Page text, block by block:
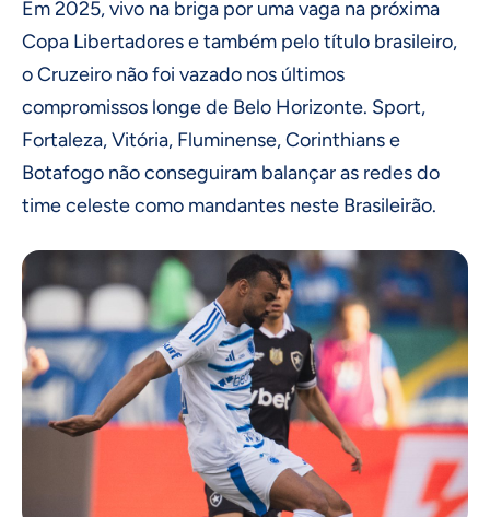
Em 2025, vivo na briga por uma vaga na próxima
Copa Libertadores e também pelo título brasileiro,
o Cruzeiro não foi vazado nos últimos
compromissos longe de Belo Horizonte. Sport,
Fortaleza, Vitória, Fluminense, Corinthians e
Botafogo não conseguiram balançar as redes do
time celeste como mandantes neste Brasileirão.